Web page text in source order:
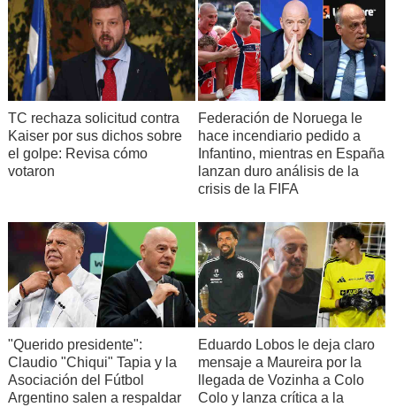
TC rechaza solicitud contra
Kaiser por sus dichos sobre
el golpe: Revisa cómo
votaron
Federación de Noruega le
hace incendiario pedido a
Infantino, mientras en España
lanzan duro análisis de la
crisis de la FIFA
"Querido presidente":
Claudio "Chiqui" Tapia y la
Asociación del Fútbol
Argentino salen a respaldar
Eduardo Lobos le deja claro
mensaje a Maureira por la
llegada de Vozinha a Colo
Colo y lanza crítica a la